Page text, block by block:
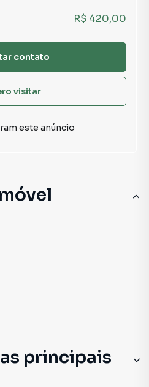
principais
R$ 420,00
contato
visitar
este anúncio